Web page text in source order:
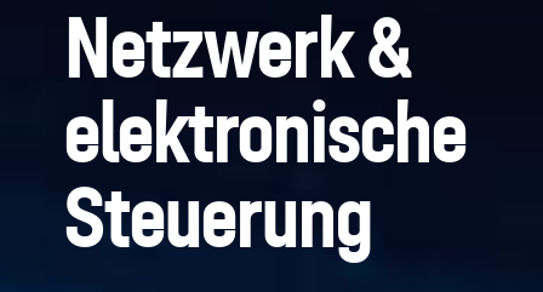
Netzwerk &
elektronische
Steuerung